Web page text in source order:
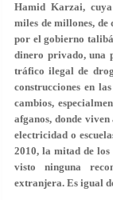
Hamid Karzai,
miles de millones,
por el gobierno
dinero privado, una
tráfico ilegal de
construcciones en
cambios,
afganos, donde
electricidad o
2010, la mitad de los
visto ninguna
extranjera. Es igual